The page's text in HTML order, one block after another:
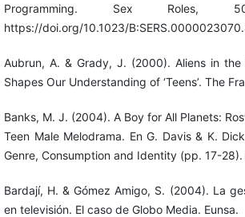
Programming. Sex Roles,
https://doi.org/10.1023/
Aubrun, A. & Grady, J. (2000). Aliens in the
Shapes Our Understanding of ‘Teens’. The
Banks, M. J. (2004). A Boy for All Planets:
Teen Male Melodrama. En G. Davis & K.
Genre, Consumption and Identity (pp. 17-28).
Bardají, H. & Gómez Amigo, S. (2004). La
en televisión. El caso de Globo Media. Eunsa.